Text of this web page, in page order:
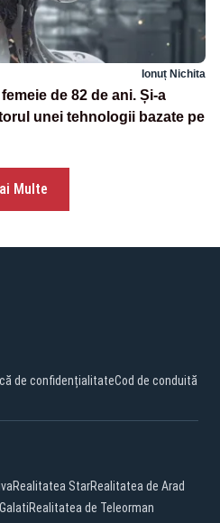
Ionuț Nichita
de 82 de ani. Și-a
unei tehnologii bazate pe
Multe
de confidențialitateCod de conduită
Realitatea StarRealitatea de Arad
Realitatea de Teleorman